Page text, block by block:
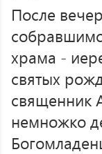
После
храма -
святых
священник
немножко